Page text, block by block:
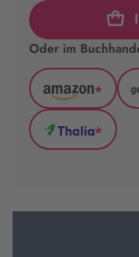
Oder im
Amazon
(wird
in
neuem
*
Thalia
Tab
*